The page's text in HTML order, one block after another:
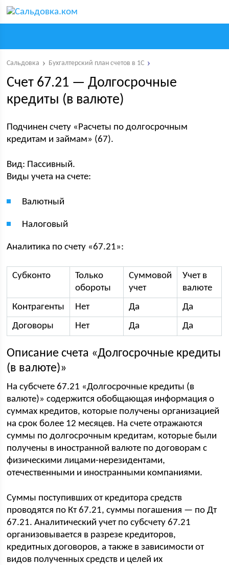
Сальдовка Бухгалтерский план счетов в 1С
Счет 67.21 — Долгосрочные
кредиты (в валюте)
Подчинен счету «Расчеты по долгосрочным
кредитам и займам» (67).
Вид: Пассивный.
Виды учета на счете:
Валютный
Налоговый
Аналитика по счету «67.21»:
Субконто
Только
обороты
Суммовой
учет
Учет в
валюте
Контрагенты
Нет Да
Да
Договоры
Нет Да Да
Описание счета «Долгосрочные кредиты
(в валюте)»
На субсчете 67.21 «Долгосрочные кредиты (в
валюте)» содержится обобщающая информация о
суммах кредитов, которые получены организацией
на срок более 12 месяцев. На счете отражаются
суммы по долгосрочным кредитам, которые были
получены в иностранной валюте по договорам с
физическими лицами-нерезидентами,
отечественными и иностранными компаниями.
Суммы поступивших от кредитора средств
проводятся по Кт 67.21, суммы погашения — по Дт
67.21. Аналитический учет по субсчету 67.21
организовывается в разрезе кредиторов,
кредитных договоров, а также в зависимости от
видов полученных средств и целей их